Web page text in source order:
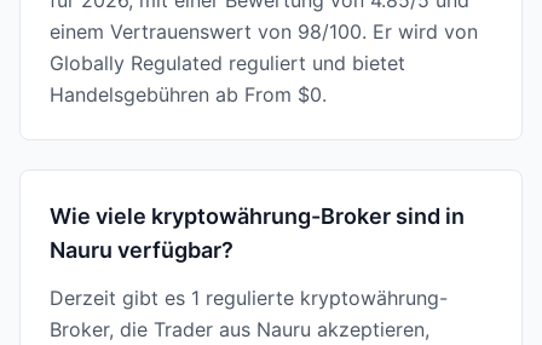
einem Vertrauenswert von 98/100. Er wird von
Globally Regulated reguliert und bietet
Handelsgebühren ab From $0.
Wie viele kryptowährung-Broker sind in
Nauru verfügbar?
Derzeit gibt es 1 regulierte kryptowährung-
Broker, die Trader aus Nauru akzeptieren,